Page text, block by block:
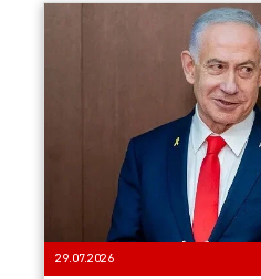
29.07.2026